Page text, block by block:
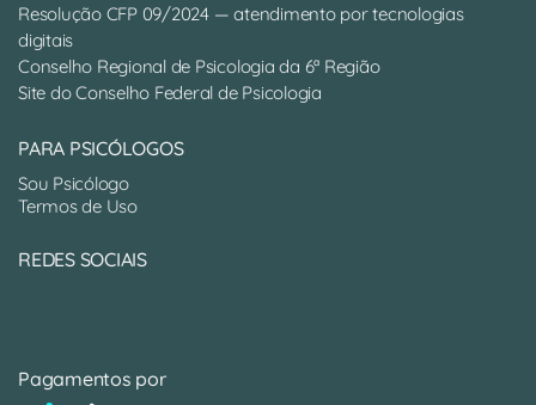
Resolução CFP 09/2024 — atendimento por tecnologias
digitais
Conselho Regional de Psicologia da 6ª Região
Site do Conselho Federal de Psicologia
PARA PSICÓLOGOS
Sou Psicólogo
Termos de Uso
REDES SOCIAIS
Pagamentos por